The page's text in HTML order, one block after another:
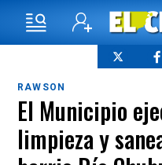
RAWSON
El Municipio
limpieza y